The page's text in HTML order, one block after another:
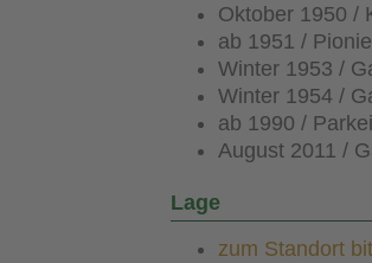
Oktober 1950 /
ab 1951 /
Winter 1953 /
Winter 1954 /
ab 1990 /
August 2011 /
Lage
zum Standort